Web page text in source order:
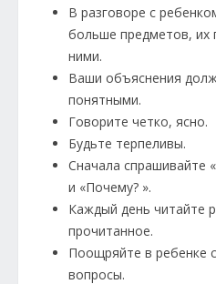
В разговоре с
больше предметов, их
ними.
Ваши объяснения
понятными.
Говорите четко, ясно.
Будьте терпеливы.
Сначала спрашивайте
и «Почему? ».
Каждый день читайте
прочитанное.
Поощряйте в ребенке
вопросы.